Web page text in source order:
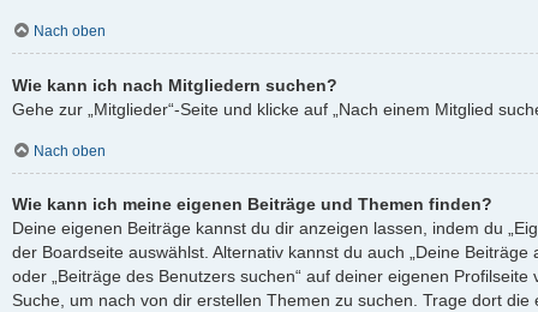
Nach oben
Wie kann ich nach Mitgliedern suchen?
Gehe zur „Mitglieder“-Seite und klicke auf „Nach einem Mitglied
Nach oben
Wie kann ich meine eigenen Beiträge und Themen finden?
Deine eigenen Beiträge kannst du dir anzeigen lassen, indem du
der Boardseite auswählst. Alternativ kannst du auch „Deine
oder „Beiträge des Benutzers suchen“ auf deiner eigenen
Suche, um nach von dir erstellen Themen zu suchen. Trage dort